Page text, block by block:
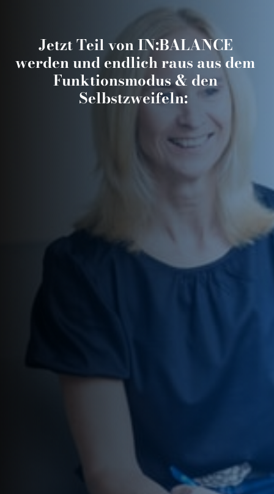
Jetzt Teil von IN:BALANCE
werden und endlich raus aus dem
Funktionsmodus & den
Selbstzweifeln: